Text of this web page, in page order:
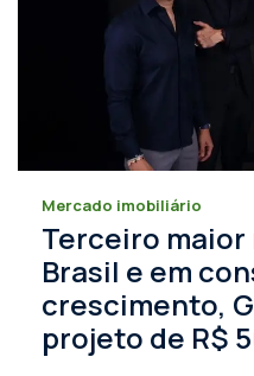
Mercado imobiliário
Terceiro maior
Brasil e em
crescimento,
projeto de R$